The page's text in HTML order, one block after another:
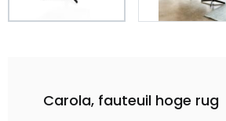
Carola, fauteuil hoge rug